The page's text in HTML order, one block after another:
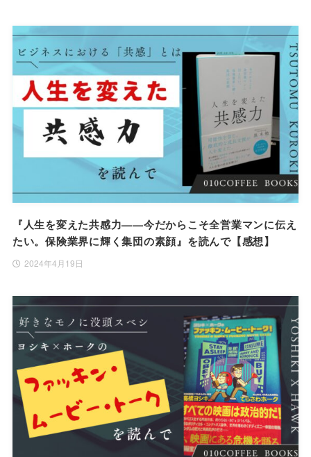
『人生を変えた共感力——今だからこそ全営業マンに伝え
たい。保険業界に輝く集団の素顔』を読んで【感想】
2024年4月19日